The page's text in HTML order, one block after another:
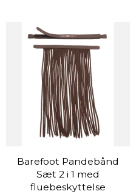
Barefoot Pandebånd
Sæt 2 i 1 med
fluebeskyttelse